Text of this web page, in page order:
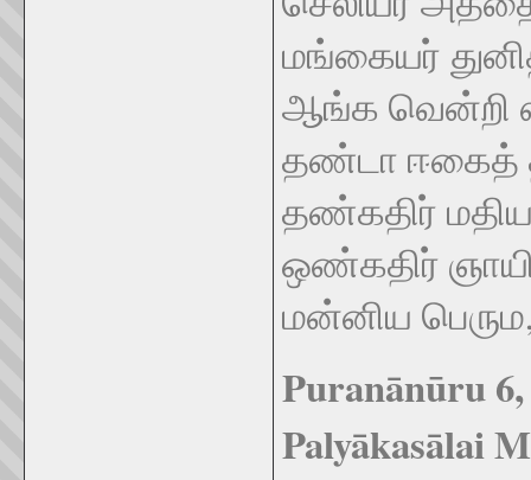
மங்கையர்
ஆங்க வென்றி
தண்டா ஈகைத்
தண்கதிர்
ஒண்கதிர்
மன்னிய
Puranānūru
Palyākasālai